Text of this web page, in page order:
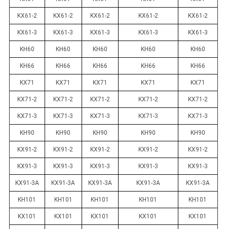
KX61-2 KX61-2 KX61-2 KX61-2 KX61-2
KX61-3 KX61-3 KX61-3 KX61-3 KX61-3
KH60 KH60 KH60 KH60 KH60
KH66 KH66 KH66 KH66 KH66
KX71 KX71 KX71 KX71 KX71
KX71-2 KX71-2 KX71-2 KX71-2 KX71-2
KX71-3 KX71-3 KX71-3 KX71-3 KX71-3
KH90 KH90 KH90 KH90 KH90
KX91-2 KX91-2 KX91-2 KX91-2 KX91-2
KX91-3 KX91-3 KX91-3 KX91-3 KX91-3
KX91-3A KX91-3A KX91-3A KX91-3A KX91-3A
KH101 KH101 KH101 KH101 KH101
KX101 KX101 KX101 KX101 KX101